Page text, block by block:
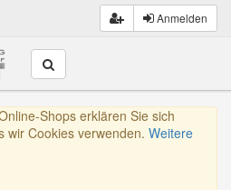
Anmelden
Shops erklären Sie sich
wir Cookies verwenden. Weitere